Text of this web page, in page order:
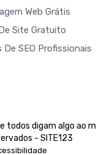
Web Grátis
Site Gratuito
De SEO Profissionais
todos digam algo ao
- SITE123